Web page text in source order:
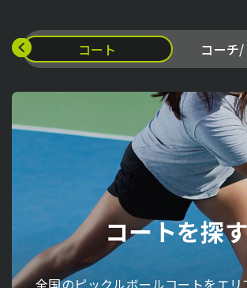
コート コーチ
コートを探
全国のピックルボールコートをエリ
コーチ/レッスン
全国のピックルボールコーチ・レッ
大会を探す
全国で開催されるピックルボール大
イベントを探
全国のピックルボールイベント情報
サークルを探
全国のピックルボールサークルをエ